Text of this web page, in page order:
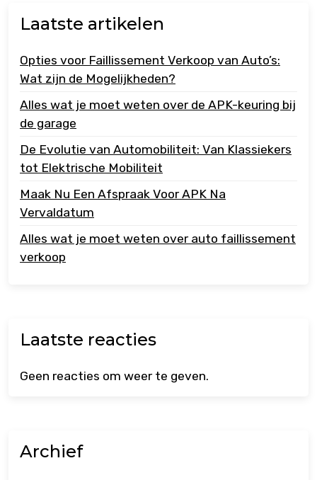
Laatste artikelen
Opties voor Faillissement Verkoop van Auto’s:
Wat zijn de Mogelijkheden?
Alles wat je moet weten over de APK-keuring bij
de garage
De Evolutie van Automobiliteit: Van Klassiekers
tot Elektrische Mobiliteit
Maak Nu Een Afspraak Voor APK Na
Vervaldatum
Alles wat je moet weten over auto faillissement
verkoop
Laatste reacties
Geen reacties om weer te geven.
Archief